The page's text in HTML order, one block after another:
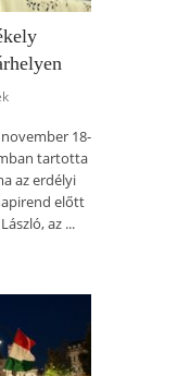
november 18-
tartotta
az erdélyi
előtt
az ...